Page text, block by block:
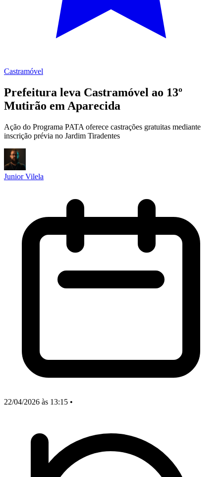
Castramóvel
Prefeitura leva Castramóvel ao 13º
Mutirão em Aparecida
Ação do Programa PATA oferece castrações gratuitas mediante
inscrição prévia no Jardim Tiradentes
Junior Vilela
22/04/2026 às 13:15 •